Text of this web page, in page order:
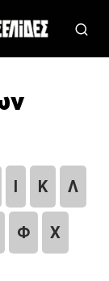
Ι Κ Λ
Φ Χ